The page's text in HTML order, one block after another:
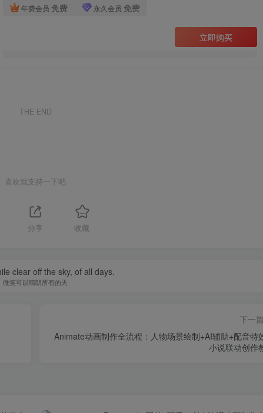
年费会员 免费 永久会员 免费
立即购买
THE END
喜欢就支持一下吧
分享 收藏
clear off the sky, of all days.
微笑可以晴朗所有的天
下一
Animate动画制作全流程：人物场景绘制+AI辅助+配音特
小说联动创作